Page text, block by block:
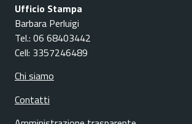
Ufficio Stampa
Barbara Perluigi
Tel.: 06 68403442
Cell: 3357246489
Chi siamo
Contatti